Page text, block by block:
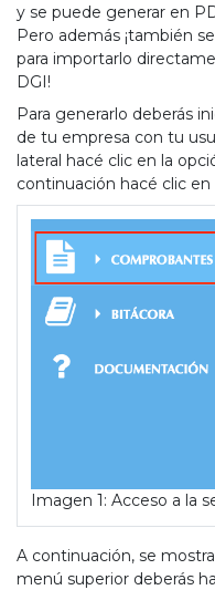
y se puede generar en
Pero además ¡también
para importarlo
DGI!
Para generarlo deberás
de tu empresa con tu
lateral hacé clic en la
continuación hacé clic en
Imagen 1: Acceso a la
A continuación, se
menú superior deberás